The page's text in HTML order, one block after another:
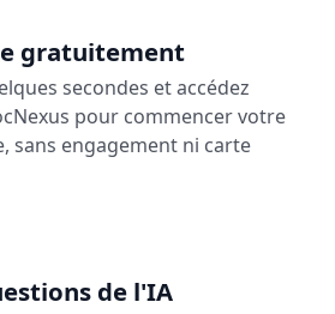
gratuitement
secondes et accédez
pour commencer votre
sans engagement ni carte
de l'IA